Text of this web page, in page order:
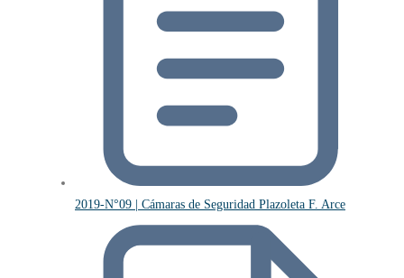
2019-N°09 | Cámaras de Seguridad Plazoleta F. Arce